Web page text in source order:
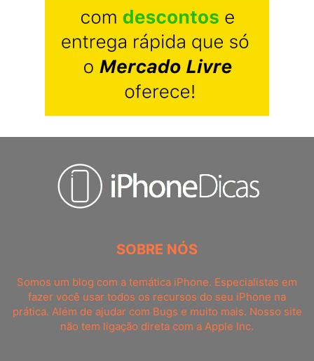
SOBRE NÓS
Somos um blog com a temática iPhone. Especialistas em
fazer você usar todos os recursos do seu iPhone na
prática. Além de ajudar com Bugs e muito mais. Nosso site
não tem ligação direta com a Apple Inc.